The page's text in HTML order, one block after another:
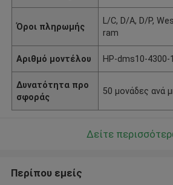
Όροι πληρωμής
L/C, D/A, D/P,
ram
Αριθμό μοντέλου HP-dms10-4300-
Δυνατότητα προ
σφοράς
50 μονάδες ανά
Δείτε
Περίπου εμείς